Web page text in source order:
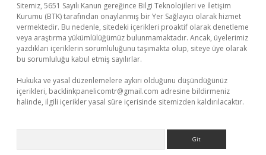
Sitemiz, 5651 Sayılı Kanun gereğince Bilgi Teknolojileri ve İletişim
Kurumu (BTK) tarafından onaylanmış bir Yer Sağlayıcı olarak hizmet
vermektedir. Bu nedenle, sitedeki içerikleri proaktif olarak denetleme
veya araştırma yükümlülüğümüz bulunmamaktadır. Ancak, üyelerimiz
yazdıkları içeriklerin sorumluluğunu taşımakta olup, siteye üye olarak
bu sorumluluğu kabul etmiş sayılırlar.
Hukuka ve yasal düzenlemelere aykırı olduğunu düşündüğünüz
içerikleri, backlinkpanelicomtr@gmail.com adresine bildirmeniz
halinde, ilgili içerikler yasal süre içerisinde sitemizden kaldırılacaktır.